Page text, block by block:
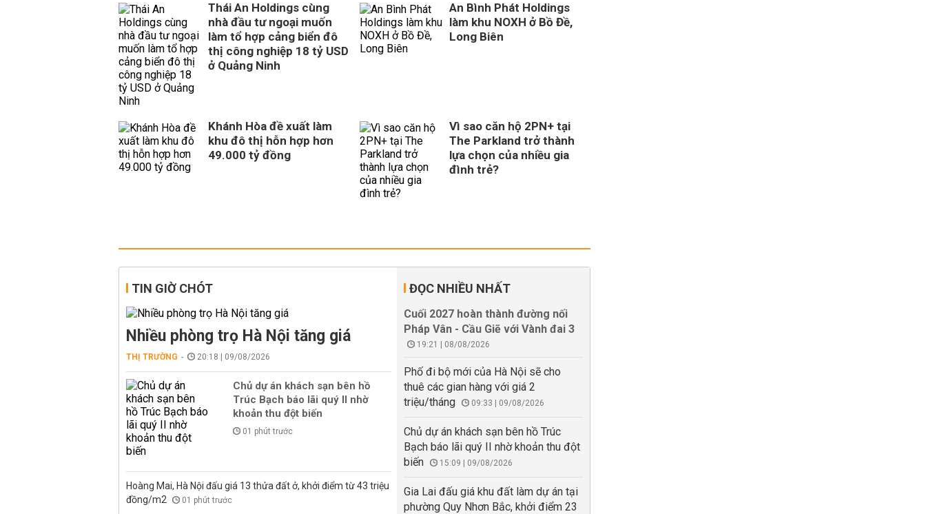
Thái An Holdings cùng
nhà đầu tư ngoại muốn
làm tổ hợp cảng biển đô
thị công nghiệp 18 tỷ USD
ở Quảng Ninh
An Bình Phát Holdings
làm khu NOXH ở Bồ Đề,
Long Biên
Khánh Hòa đề xuất làm
khu đô thị hỗn hợp hơn
49.000 tỷ đồng
Vì sao căn hộ 2PN+ tại
The Parkland trở thành
lựa chọn của nhiều gia
đình trẻ?
TIN GIỜ CHÓT
Nhiều phòng trọ Hà Nội tăng giá
THỊ TRƯỜNG 20:18 | 09/08/2026
Chủ dự án khách sạn bên hồ
Trúc Bạch báo lãi quý II nhờ
khoản thu đột biến
01 phút trước
Hoàng Mai, Hà Nội đấu giá 13 thửa đất ở, khởi điểm từ 43 triệu
đồng/m2
01 phút trước
ĐỌC NHIỀU NHẤT
Cuối 2027 hoàn thành đường nối
Pháp Vân - Cầu Giẽ với Vành đai 3
19:21 | 08/08/2026
Phố đi bộ mới của Hà Nội sẽ cho
thuê các gian hàng với giá 2
triệu/tháng
09:33 | 09/08/2026
Chủ dự án khách sạn bên hồ Trúc
Bạch báo lãi quý II nhờ khoản thu đột
biến
15:09 | 09/08/2026
Gia Lai đấu giá khu đất làm dự án tại
phường Quy Nhơn Bắc, khởi điểm 23